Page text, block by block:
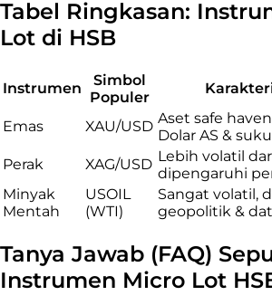
Tabel Ringkasan:
Lot di HSB
Instrumen
Simbol
Populer
Emas XAU/USD Aset safe
Dolar AS &
Perak
XAG/USD Lebih volatil
dipengaruhi
Minyak
Mentah
USOIL
(WTI)
Sangat volatil,
geopolitik &
Tanya Jawab (FAQ)
Instrumen Micro Lot